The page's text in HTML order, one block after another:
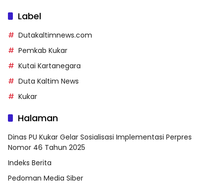
Label
Dutakaltimnews.com
Pemkab Kukar
Kutai Kartanegara
Duta Kaltim News
Kukar
Halaman
Dinas PU Kukar Gelar Sosialisasi Implementasi Perpres
Nomor 46 Tahun 2025
Indeks Berita
Pedoman Media Siber